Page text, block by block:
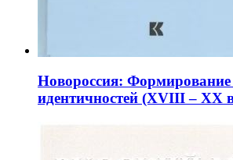
Новороссия:
идентичностей (XVIII – XX